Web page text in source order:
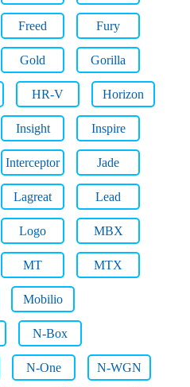
Freed Fury
Gold Gorilla
HR-V Horizon
Insight Inspire
Interceptor Jade
Lagreat Lead
Logo MBX
MT MTX
Mobilio
N-Box
N-One N-WGN